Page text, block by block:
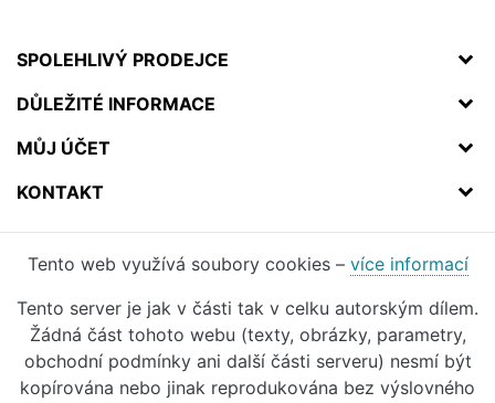
SPOLEHLIVÝ PRODEJCE
DŮLEŽITÉ INFORMACE
MŮJ ÚČET
KONTAKT
Tento web využívá soubory cookies – více informací
Tento server je jak v části tak v celku autorským dílem.
Žádná část tohoto webu (texty, obrázky, parametry,
obchodní podmínky ani další části serveru) nesmí být
kopírována nebo jinak reprodukována bez výslovného